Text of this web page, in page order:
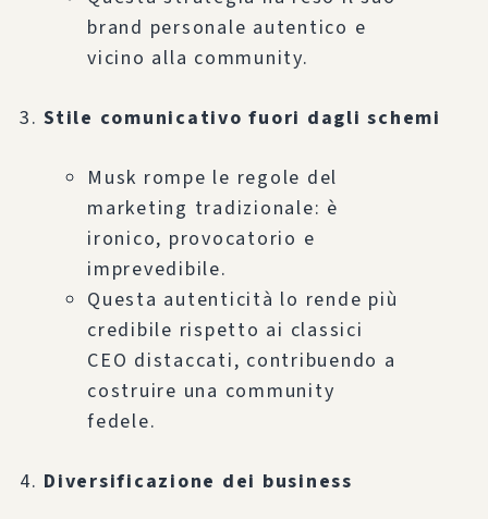
brand personale autentico e
vicino alla community.
Stile comunicativo fuori dagli schemi
Musk rompe le regole del
marketing tradizionale: è
ironico, provocatorio e
imprevedibile.
Questa autenticità lo rende più
credibile rispetto ai classici
CEO distaccati, contribuendo a
costruire una community
fedele.
Diversificazione dei business